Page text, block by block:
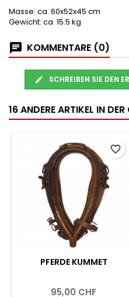
Masse: ca. 60x52x45 cm
Gewicht: ca. 15.5 kg
KOMMENTARE (0)
SCHREIBEN SIE DEN
16 ANDERE ARTIKEL IN
PFERDE KUMMET
95,00 CHF
favorite_border